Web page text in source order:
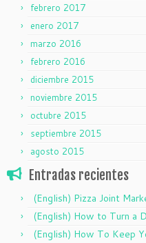
febrero 2017
enero 2017
marzo 2016
febrero 2016
diciembre 2015
noviembre 2015
octubre 2015
septiembre 2015
agosto 2015
Entradas recientes
(English) Pizza Joint
(English) How to Turn a
(English) How To Keep